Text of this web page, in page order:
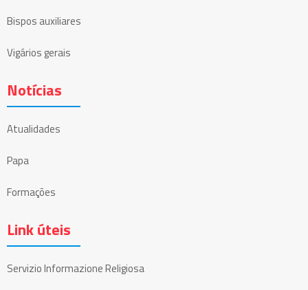
Bispos auxiliares
Vigários gerais
Notícias
Atualidades
Papa
Formações
Link úteis
Servizio Informazione Religiosa